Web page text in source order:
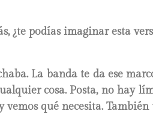
¿te podías imaginar esta
La banda te da ese
cosa. Posta, no hay
vemos qué necesita.